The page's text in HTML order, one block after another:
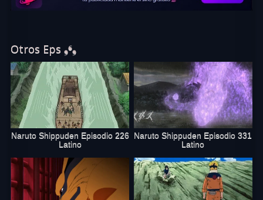
sociales.
Otros Eps ❟❛❟
Naruto Shippuden Episodio 226
Latino
Naruto Shippuden Episodio 331
Latino